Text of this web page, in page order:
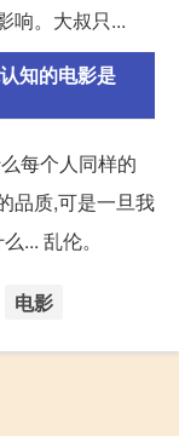
响。大叔只...
知的电影是
每个人同样的
品质,可是一旦我
... 乱伦。
电影